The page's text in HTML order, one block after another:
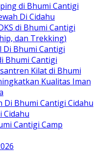
di Bhumi Cantigi
Di Cidahu
di Bhumi Cantigi
dan Trekking)
Bhumi Cantigi
Bhumi Cantigi
Kilat di Bhumi
Kualitas Iman
Di Bhumi Cantigi Cidahu
Cidahu
Cantigi Camp